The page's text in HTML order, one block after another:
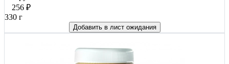
256 ₽
330 г
Добавить в лист ожидания